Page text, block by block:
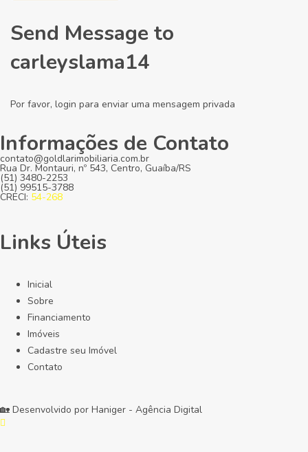
Send Message to
carleyslama14
Por favor, login para enviar uma mensagem privada
Informações de Contato
contato@goldlarimobiliaria.com.br
Rua Dr. Montauri, nº 543, Centro, Guaíba/RS
(51) 3480-2253
(51) 99515-3788
CRECI: 54-268
Links Úteis
Inicial
Sobre
Financiamento
Imóveis
Cadastre seu Imóvel
Contato
🏡 Desenvolvido por Haniger - Agência Digital